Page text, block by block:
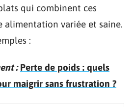
qui combinent ces
alimentation variée et saine.
:
: Perte de poids : quels
maigrir sans frustration ?